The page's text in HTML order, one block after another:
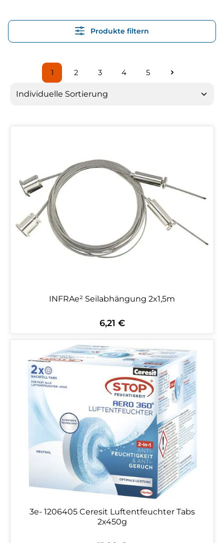
Produkte filtern
Seite
1
Seite
2
Seite
3
Seite
4
Seite
5
INFRAe² Seilabhängung 2x1,5m
Regulärer Preis:
6,21 €
3e- 1206405 Ceresit Luftentfeuchter Tabs
2x450g